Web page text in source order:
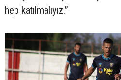
hep katılmalıyız.”